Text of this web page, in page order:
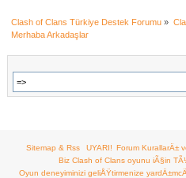
Clash of Clans Türkiye Destek Forumu »
Merhaba Arkadaşlar
Sitemap & Rss UYARI! Forum KurallarÄ±
Biz Clash of Clans oyunu iÃ§in
Oyun deneyiminizi geliÅŸtirmenize